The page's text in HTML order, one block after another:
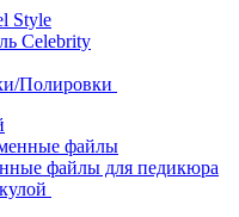
Style
Celebrity
Полировки
файлы
файлы для педикюра